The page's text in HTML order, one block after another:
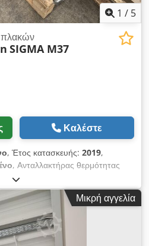
1 / 5
πλακών
SIGMA M37
Καλέστε
, Έτος κατασκευής: 2019,
, Ανταλλακτήρας θερμότητας
M37 SBV, σε καλή
χαρακτηριστικά:
Bretten GmbH & Co. KG
SIGMA M37 SBV Έτος
λειτουργίας: 10 bar
Ανθεκτικός ανταλλακτήρας
Μικρή αγγελία